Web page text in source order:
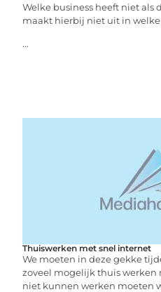
Welke business heeft niet als
maakt hierbij niet uit in welke
...
Thuiswerken met snel internet
We moeten in deze gekke
zoveel mogelijk thuis werken
niet kunnen werken moeten